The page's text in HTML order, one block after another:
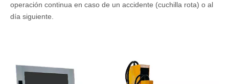
operación continua en caso de un accidente (cuchilla rota) o al
día siguiente.